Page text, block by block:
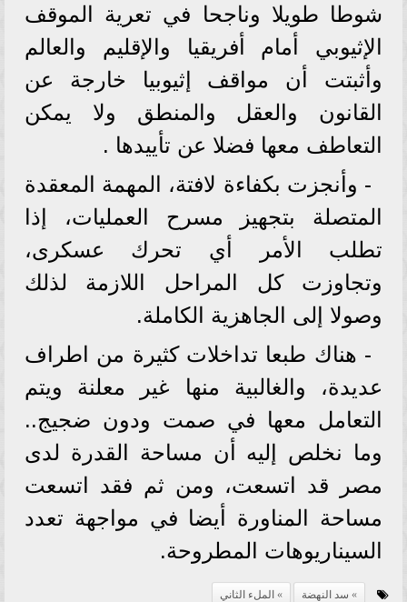
شوطا طويلا وناجحا في تعرية الموقف
الإثيوبي أمام أفريقيا والإقليم والعالم
وأثبتت أن مواقف إثيوبيا خارجة عن
القانون والعقل والمنطق ولا يمكن
التعاطف معها فضلا عن تأييدها .
- وأنجزت بكفاءة لافتة، المهمة المعقدة
المتصلة بتجهيز مسرح العمليات، إذا
تطلب الأمر أي تحرك عسكرى،
وتجاوزت كل المراحل اللازمة لذلك
وصولا إلى الجاهزية الكاملة.
- هناك طبعا تداخلات كثيرة من اطراف
عديدة، والغالبية منها غير معلنة ويتم
التعامل معها في صمت ودون ضجيج..
وما نخلص إليه أن مساحة القدرة لدى
مصر قد اتسعت، ومن ثم فقد اتسعت
مساحة المناورة أيضا في مواجهة تعدد
السيناريوهات المطروحة.
سد النهضة الملء الثاني